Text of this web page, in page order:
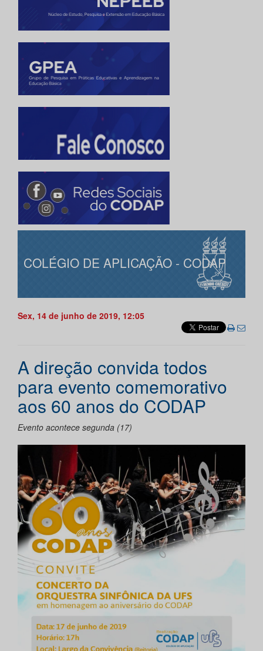
COLÉGIO DE APLICAÇÃO - CODAP
Sex, 14 de junho de 2019, 12:05
A direção convida todos
para evento comemorativo
aos 60 anos do CODAP
Evento acontece segunda (17)